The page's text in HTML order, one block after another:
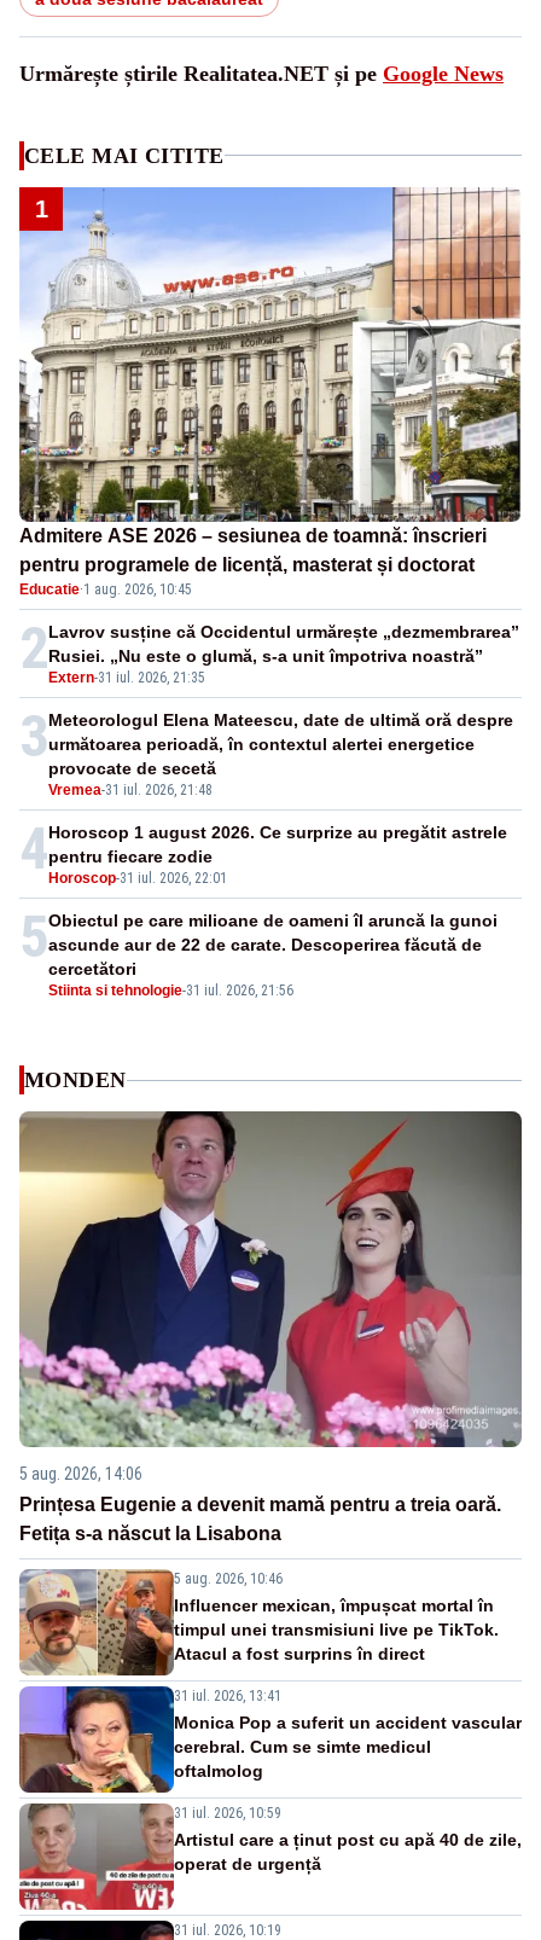
Urmărește știrile Realitatea.NET și pe Google News
CELE MAI CITITE
1
Admitere ASE 2026 – sesiunea de toamnă: înscrieri
pentru programele de licență, masterat și doctorat
Educatie·1 aug. 2026, 10:45
2 Extern-31 iul. 2026, 21:35
Lavrov susține că Occidentul urmărește „dezmembrarea”
Rusiei. „Nu este o glumă, s-a unit împotriva noastră”
3
Vremea-31 iul. 2026, 21:48
Meteorologul Elena Mateescu, date de ultimă oră despre
următoarea perioadă, în contextul alertei energetice
provocate de secetă
4 Horoscop-31 iul. 2026, 22:01
Horoscop 1 august 2026. Ce surprize au pregătit astrele
pentru fiecare zodie
5
Stiinta si tehnologie-31 iul. 2026, 21:56
Obiectul pe care milioane de oameni îl aruncă la gunoi
ascunde aur de 22 de carate. Descoperirea făcută de
cercetători
MONDEN
5 aug. 2026, 14:06
Prințesa Eugenie a devenit mamă pentru a treia oară.
Fetița s-a născut la Lisabona
5 aug. 2026, 10:46
Influencer mexican, împușcat mortal în
timpul unei transmisiuni live pe TikTok.
Atacul a fost surprins în direct
31 iul. 2026, 13:41
Monica Pop a suferit un accident vascular
cerebral. Cum se simte medicul
oftalmolog
31 iul. 2026, 10:59
Artistul care a ținut post cu apă 40 de zile,
operat de urgență
31 iul. 2026, 10:19